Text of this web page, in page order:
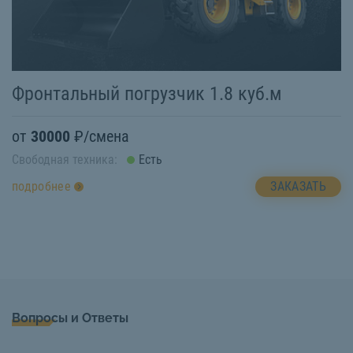
Фронтальный погрузчик 1.8 куб.м
от 30000 ₽/смена
Свободная техника:
Есть
подробнее
ЗАКАЗАТЬ
Вопросы и Ответы